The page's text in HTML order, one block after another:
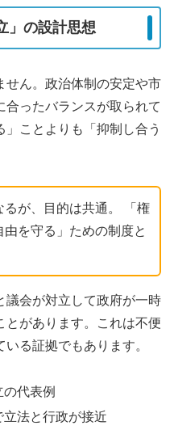
」の設計思想
せん。政治体制の安定や市
合ったバランスが取られて
ことよりも「抑制し合う
が、目的は共通。 「権
を守る」ための制度と
議会が対立して政府が一時
とがあります。これは不便
る証拠でもあります。
代表例
立法と行政が接近